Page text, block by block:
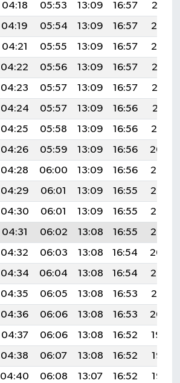
04:18 05:53 13:09 16:57
20:15
04:19 05:54 13:09 16:57
20:14
04:21 05:55 13:09 16:57
20:14
04:22 05:56 13:09 16:57
20:13
04:23 05:57 13:09 16:57
20:12
04:24 05:57 13:09 16:56
20:11
04:25 05:58 13:09 16:56
20:10
04:26 05:59 13:09 16:56
20:09
04:28 06:00 13:09 16:56
20:08
04:29 06:01 13:09 16:55
20:07
04:30 06:01 13:09 16:55
20:06
04:31 06:02 13:08 16:55
20:05
04:32 06:03 13:08 16:54
20:04
04:34 06:04 13:08 16:54
20:03
04:35 06:05 13:08 16:53
20:01
04:36 06:06 13:08 16:53
20:00
04:37 06:06 13:08 16:52
19:59
04:38 06:07 13:08 16:52
19:58
04:40 06:08 13:07 16:52
19:57